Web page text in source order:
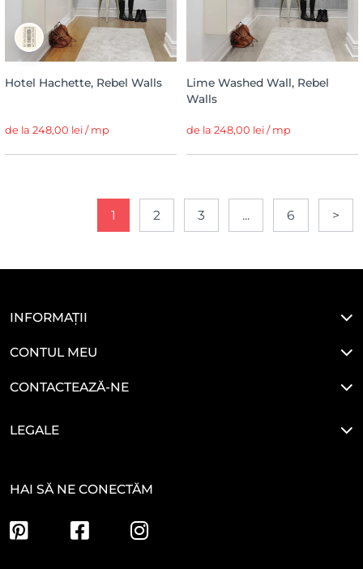
Hotel Hachette, Rebel Walls
de la 248,00 lei / mp
Lime Washed Wall, Rebel
Walls
de la 248,00 lei / mp
1 2 3 ... 6 >
INFORMAȚII
CONTUL MEU
CONTACTEAZĂ-NE
LEGALE
HAI SĂ NE CONECTĂM